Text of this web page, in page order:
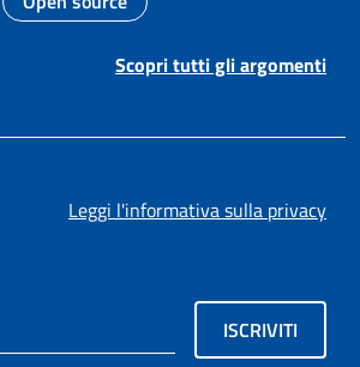
Argomento:
Scopri tutti gli argomenti
Leggi l'informativa sulla privacy
ISCRIVITI